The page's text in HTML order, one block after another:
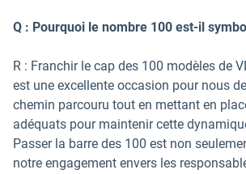
Q : Pourquoi le nombre 100 est-il
R : Franchir le cap des 100 modèles de
est une excellente occasion pour nous
chemin parcouru tout en mettant en
adéquats pour maintenir cette
Passer la barre des 100 est non
notre engagement envers les